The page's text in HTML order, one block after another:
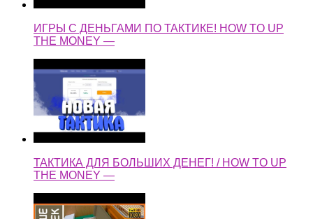
ИГРЫ С ДЕНЬГАМИ ПО ТАКТИКЕ! HOW TO UP
THE MONEY —
ТАКТИКА ДЛЯ БОЛЬШИХ ДЕНЕГ! / HOW TO UP
THE MONEY —